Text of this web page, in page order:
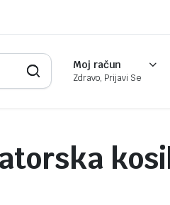
Moj račun
Zdravo, Prijavi Se